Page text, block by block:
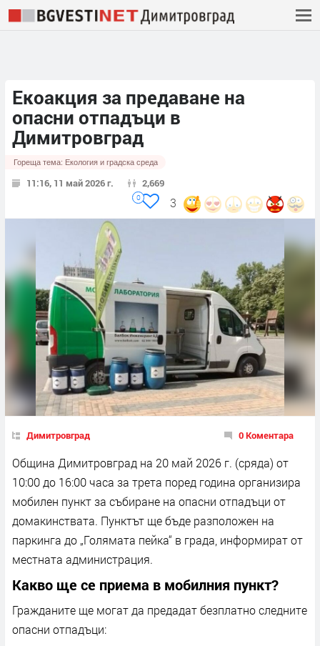
Екоакция за предаване на
опасни отпадъци в
Димитровград
Гореща тема: Екология и градска среда
11:16, 11 май 2026 г. 2,669
3
0
Димитровград 0 Коментара
Община Димитровград на 20 май 2026 г. (сряда) от
10:00 до 16:00 часа за трета поред година организира
мобилен пункт за събиране на опасни отпадъци от
домакинствата. Пунктът ще бъде разположен на
паркинга до „Голямата пейка“ в града, информират от
местната администрация.
Какво ще се приема в мобилния пункт?
Гражданите ще могат да предадат безплатно следните
опасни отпадъци: